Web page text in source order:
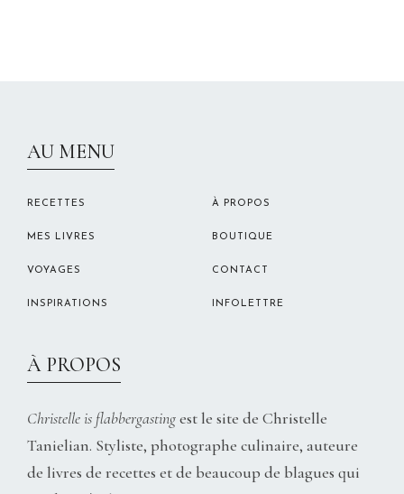
AU MENU
RECETTES
MES LIVRES
VOYAGES
INSPIRATIONS
À PROPOS
BOUTIQUE
CONTACT
INFOLETTRE
À PROPOS
Christelle is flabbergastingest le site de Christelle
Tanielian. Styliste, photographe culinaire, auteure
de livres de recettes et de beaucoup de blagues qui